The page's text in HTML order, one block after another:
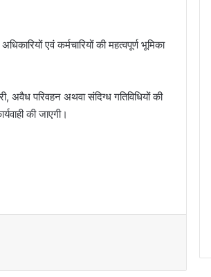
एवं कर्मचारियों की महत्वपूर्ण भूमिका
अवैध परिवहन अथवा संदिग्ध गतिविधियों की
की जाएगी।
किया गया सम्मानित…